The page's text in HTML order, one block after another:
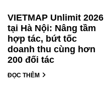
VIETMAP Unlimit 2026
tại Hà Nội: Nâng tầm
hợp tác, bứt tốc
doanh thu cùng hơn
200 đối tác
ĐỌC THÊM